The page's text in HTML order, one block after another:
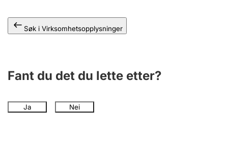
Søk i Virksomhetsopplysninger
Fant du det du lette etter?
Ja Nei